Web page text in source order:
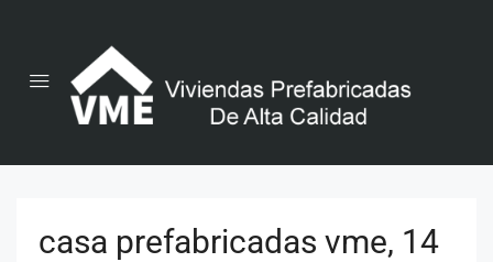
casa prefabricadas vme, 14